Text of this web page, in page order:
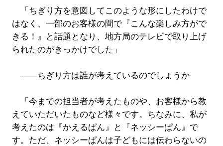
「ちぎり方を意図してこのような形にしたわけで
はなく、一部のお客様の間で『こんな楽しみ方がで
きる！』と話題となり、地方局のテレビで取り上げ
られたのがきっかけでした」
――ちぎり方は誰が考えているのでしょうか
「今までの担当者が考えたものや、お客様から教
えていただいたものなど様々です。ちなみに、私が
考えたのは『かえるぱん』と『ネッシーぱん』で
す。ただ、ネッシーぱんは子どもには伝わらないの